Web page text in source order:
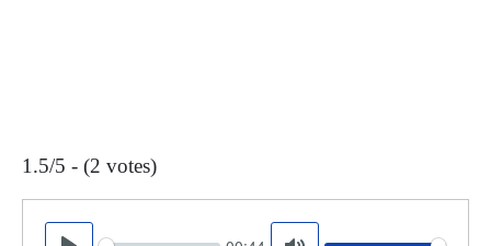
1.5/5 - (2 votes)